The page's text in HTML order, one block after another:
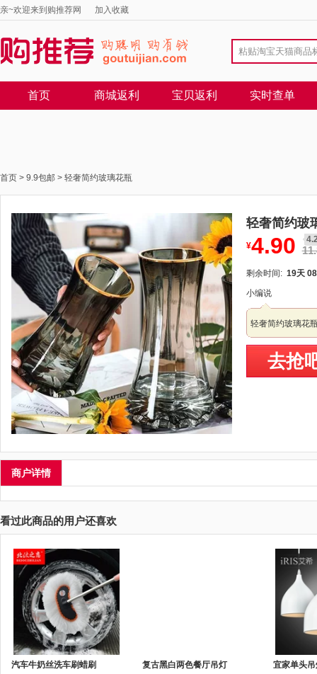
亲~欢迎来到购推荐网 加入收藏
首页 商城返利 宝贝返利 实时查单
首页 > 9.9包邮 > 轻奢简约玻璃花瓶
轻奢简约玻
¥4.90
剩余时间: 19天
小编说
轻奢简约玻璃花
去抢
商户详情
看过此商品的用户还喜欢
汽车牛奶丝洗车刷蜡刷
复古黑白两色餐厅吊灯
宜家单头